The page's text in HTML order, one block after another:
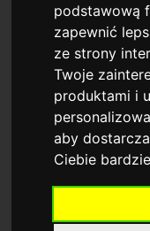
podstawową
zapewnić
ze strony
Twoje
produktami i
aby
Ciebie
ZAPISANA
LISTA JEST